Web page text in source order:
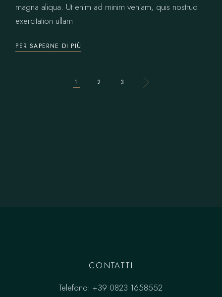
magna aliqua. Ut enim ad minim veniam, quis nostrud
exercitation ullam
PER SAPERNE DI PIÙ
PAGINAZIONE
1 2 3
CONTATTI
Telefono:+39 0823 1658552